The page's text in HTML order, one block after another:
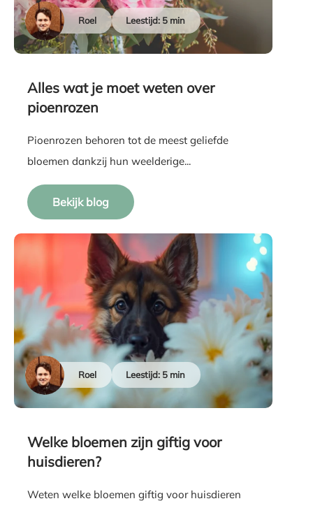
Roel Leestijd: 5 min
Alles wat je moet weten over
pioenrozen
Pioenrozen behoren tot de meest geliefde
bloemen dankzij hun weelderige...
Bekijk blog
Roel Leestijd: 5 min
Welke bloemen zijn giftig voor
huisdieren?
Weten welke bloemen giftig voor huisdieren